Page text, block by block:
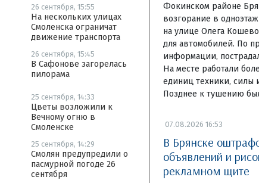
26 сентября, 15:55
На нескольких улицах
Смоленска ограничат
движение транспорта
26 сентября, 15:45
В Сафонове загорелась
пилорама
25 сентября, 14:33
Цветы возложили к
Вечному огню в
Смоленске
25 сентября, 14:29
Смолян предупредили о
пасмурной погоде 26
сентября
Фокинском районе
возгорание в
на улице Олега
для автомобилей. По
информации,
На месте работали
единиц техники, силы
Позднее к тушению
07.08.2026 16:53
В Брянске
объявлений и
рекламном щите